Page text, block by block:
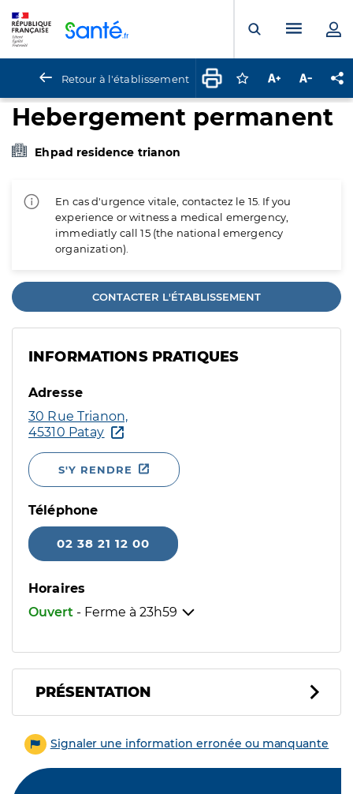
Ouvrir laMenu
Retour à l'établissement Connectez-vous
Augmenter la
Hebergement permanent
Ehpad residence trianon
En cas d'urgence vitale, contactez le 15. If you
experience or witness a medical emergency,
immediatly call 15 (the national emergency
organization).
CONTACTER L'ÉTABLISSEMENT
INFORMATIONS PRATIQUES
Adresse
30 Rue Trianon,
45310 Patay
S'Y RENDRE
Téléphone
02 38 21 12 00
Horaires
Ouvert - Ferme à 23h59
PRÉSENTATION
Signaler une information erronée ou manquante